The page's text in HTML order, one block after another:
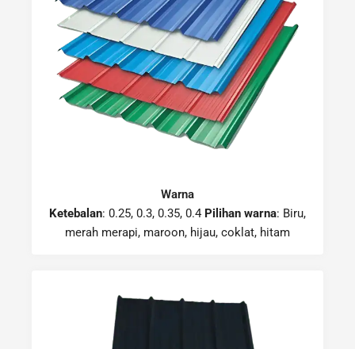
Warna
Ketebalan: 0.25, 0.3, 0.35, 0.4 Pilihan warna: Biru,
merah merapi, maroon, hijau, coklat, hitam